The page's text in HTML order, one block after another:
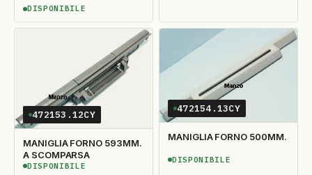
DISPONIBILE
DISPONIBILE
472153.12CY
MANIGLIA FORNO 593MM.
A SCOMPARSA
DISPONIBILE
DISPONIBILE
472154.13CY
MANIGLIA FORNO 500MM.
DISPONIBILE
DISPONIBILE